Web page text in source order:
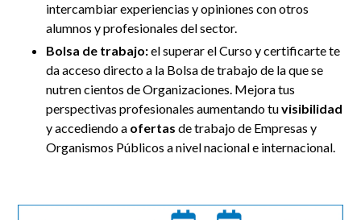
intercambiar experiencias y opiniones con otros
alumnos y profesionales del sector.
Bolsa de trabajo:el superar el Curso y certificarte te
da acceso directo a la Bolsa de trabajo de la que se
nutren cientos de Organizaciones. Mejora tus
perspectivas profesionales aumentando tuvisibilidad
y accediendo a ofertas de trabajo de Empresas y
Organismos Públicos a nivel nacional e internacional.